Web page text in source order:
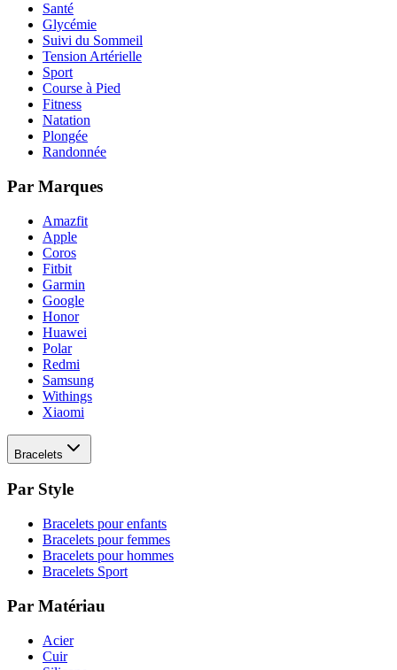
Santé
Glycémie
Suivi du Sommeil
Tension Artérielle
Sport
Course à Pied
Fitness
Natation
Plongée
Randonnée
Par Marques
Amazfit
Apple
Coros
Fitbit
Garmin
Google
Honor
Huawei
Polar
Redmi
Samsung
Withings
Xiaomi
Bracelets
Par Style
Bracelets pour enfants
Bracelets pour femmes
Bracelets pour hommes
Bracelets Sport
Par Matériau
Acier
Cuir